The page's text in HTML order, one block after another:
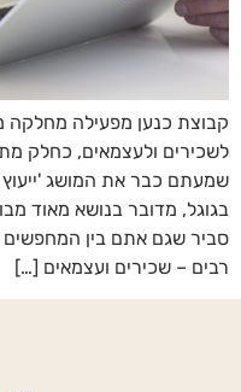
קבוצת כנען מפעילה מחלקה
לשכירים ולעצמאים, כחלק
שמעתם כבר את המושג 'ייעוץ
סביר שגם אתם בין המחפשים
רבים – שכירים ועצמאים […]